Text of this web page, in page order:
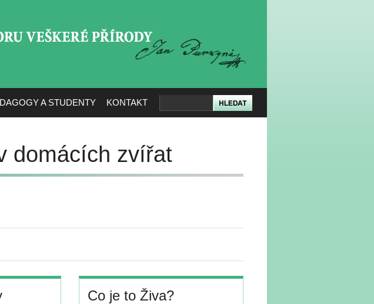
A STUDENTY KONTAKT
domácích zvířat
Co je to Živa?